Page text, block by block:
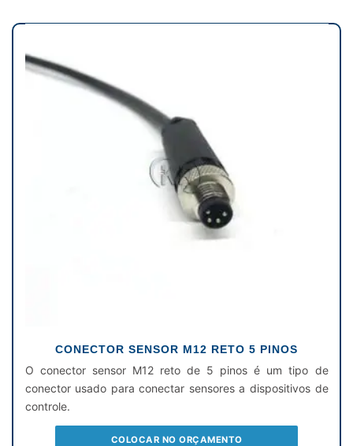
CONECTOR SENSOR M12 RETO 5 PINOS
O conector sensor M12 reto de 5 pinos é um tipo de
conector usado para conectar sensores a dispositivos de
controle.
COLOCAR NO ORÇAMENTO